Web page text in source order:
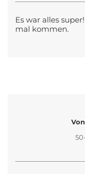
Es war alles
mal kommen.